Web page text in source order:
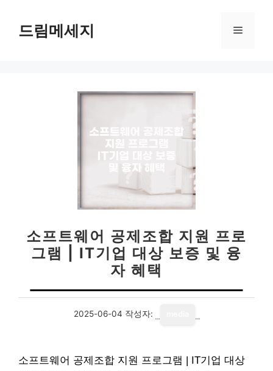
드림메세지 메
소프트웨어 공제조합 지원 프로
그램 | IT기업 대상 보증 및 융
자 혜택
2025-06-04 작성자:
소프트웨어 공제조합 지원 프로그램 | IT기업 대상